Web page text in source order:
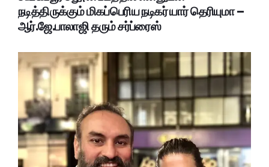
நடித்திருக்கும் மிகப்பெரிய நடிகர் யார் தெரியுமா –
ஆர்.ஜே.பாலாஜி தரும் சர்ப்ரைஸ்